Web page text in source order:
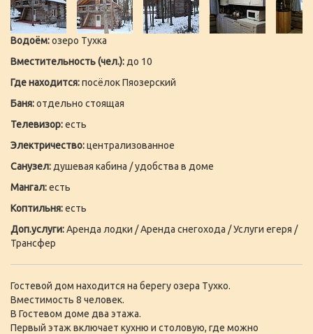
Водоём:озеро Тухка
Вместительность (чел.): до 10
Где находится:посёлок Пяозерский
Баня:отдельно стоящая
Телевизор:есть
Электричество:централизованное
Санузел: душевая кабина / удобства в доме
Мангал:есть
Коптильня:есть
Доп.услуги:Аренда лодки / Аренда снегохода / Услуги егеря /
Трансфер
Гостевой дом находится на берегу озера Тухко.
Вместимость 8 человек.
В Гостевом доме два этажа.
Первый этаж включает кухню и столовую, где можно